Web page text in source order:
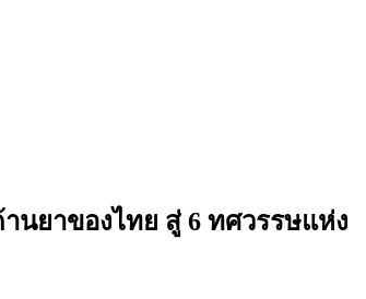
นยาของไทย สู่ 6 ทศวรรษแห่ง